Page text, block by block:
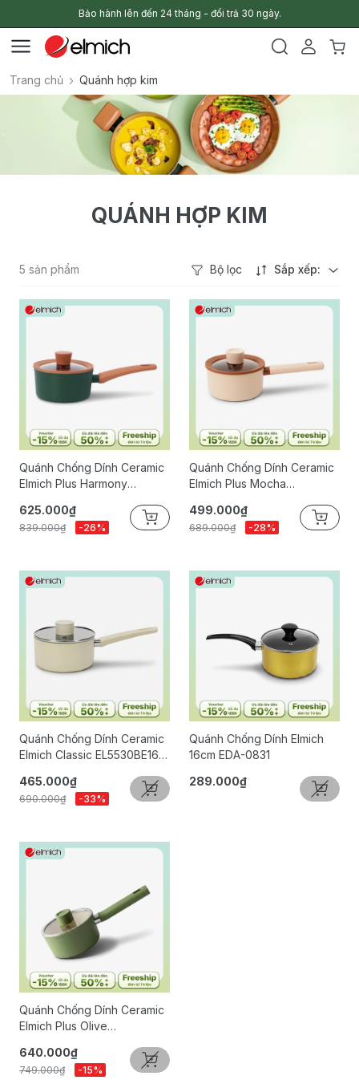
Bảo hành lên đến 24 tháng - đổi trả 30 ngày.
Trang chủ Quánh hợp kim
QUÁNH HỢP KIM
5 sản phẩm Bộ lọc Sắp xếp:
Quánh Chống Dính Ceramic
Elmich Plus Harmony
625.000₫
839.000₫ -26%
Quánh Chống Dính Ceramic
Elmich Plus Mocha
499.000₫
689.000₫ -28%
Quánh Chống Dính Ceramic
Elmich Classic EL5530BE16
465.000₫
690.000₫ -33%
Quánh Chống Dính Elmich
16cm EDA-0831
289.000₫
Quánh Chống Dính Ceramic
Elmich Plus Olive
640.000₫
749.000₫ -15%